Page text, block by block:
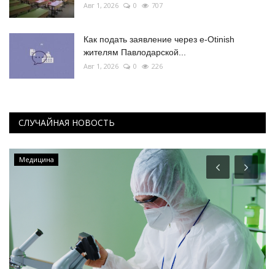
Авг 1, 2026 0 707
Как подать заявление через e-Otinish
жителям Павлодарской...
Авг 1, 2026 0 226
СЛУЧАЙНАЯ НОВОСТЬ
Медицина